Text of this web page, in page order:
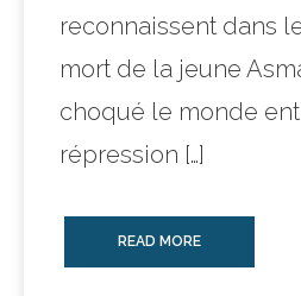
reconnaissent dans
mort de la jeune
choqué le monde
répression […]
READ MORE